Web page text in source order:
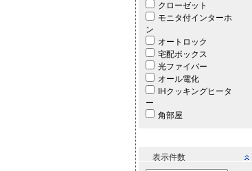
クローゼット
モニタ付インターホ
ン
オートロック
宅配ボックス
光ファイバー
オール電化
IHクッキングヒータ
ー
角部屋
表示件数